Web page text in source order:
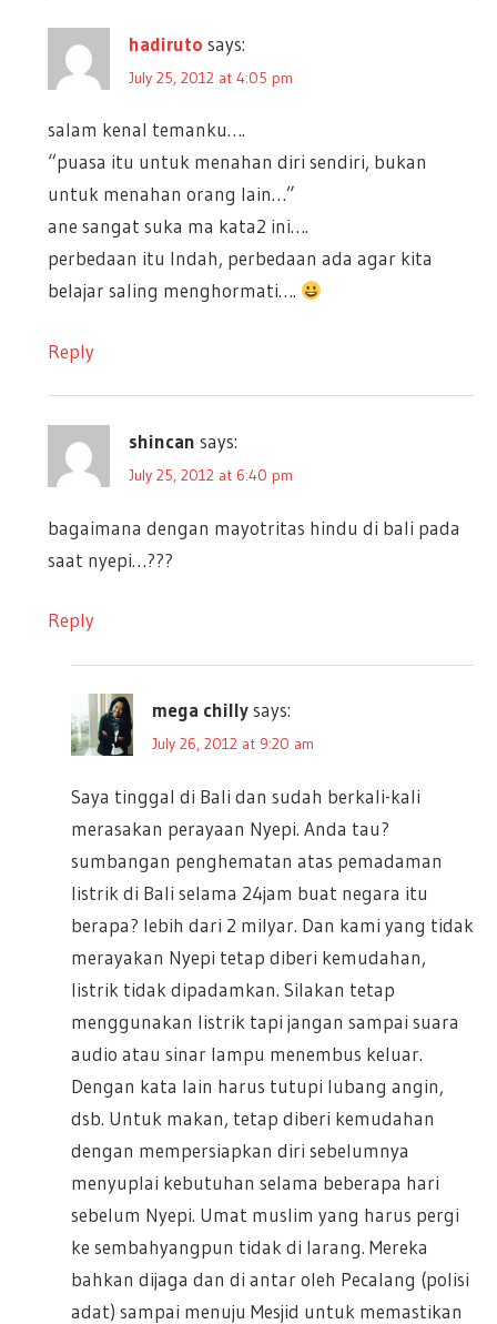
hadiruto says:
July 25, 2012 at 4:05 pm
salam kenal temanku….
“puasa itu untuk menahan diri sendiri, bukan
untuk menahan orang lain…”
ane sangat suka ma kata2 ini….
perbedaan itu Indah, perbedaan ada agar kita
belajar saling menghormati….
Reply
shincan says:
July 25, 2012 at 6:40 pm
bagaimana dengan mayotritas hindu di bali pada
saat nyepi…???
Reply
mega chilly says:
July 26, 2012 at 9:20 am
Saya tinggal di Bali dan sudah berkali-kali
merasakan perayaan Nyepi. Anda tau?
sumbangan penghematan atas pemadaman
listrik di Bali selama 24jam buat negara itu
berapa? lebih dari 2 milyar. Dan kami yang tidak
merayakan Nyepi tetap diberi kemudahan,
listrik tidak dipadamkan. Silakan tetap
menggunakan listrik tapi jangan sampai suara
audio atau sinar lampu menembus keluar.
Dengan kata lain harus tutupi lubang angin,
dsb. Untuk makan, tetap diberi kemudahan
dengan mempersiapkan diri sebelumnya
menyuplai kebutuhan selama beberapa hari
sebelum Nyepi. Umat muslim yang harus pergi
ke sembahyangpun tidak di larang. Mereka
bahkan dijaga dan di antar oleh Pecalang (polisi
adat) sampai menuju Mesjid untuk memastikan